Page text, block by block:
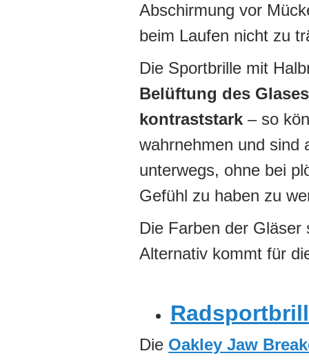
Abschirmung vor
beim Laufen nicht zu
Die Sportbrille mit
Belüftung des Glases
kontraststark – so
wahrnehmen und sind
unterwegs, ohne bei
Gefühl zu haben zu
Die Farben der
Alternativ kommt für
Die Oakley Jaw